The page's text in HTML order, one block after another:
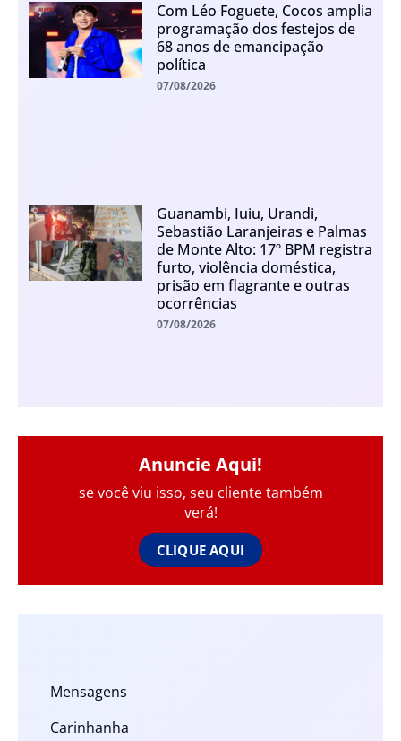
Com Léo Foguete, Cocos amplia
programação dos festejos de
68 anos de emancipação
política
07/08/2026
Guanambi, Iuiu, Urandi,
Sebastião Laranjeiras e Palmas
de Monte Alto: 17º BPM registra
furto, violência doméstica,
prisão em flagrante e outras
ocorrências
07/08/2026
Anuncie Aqui!
se você viu isso, seu cliente também
verá!
CLIQUE AQUI
Mensagens
Carinhanha